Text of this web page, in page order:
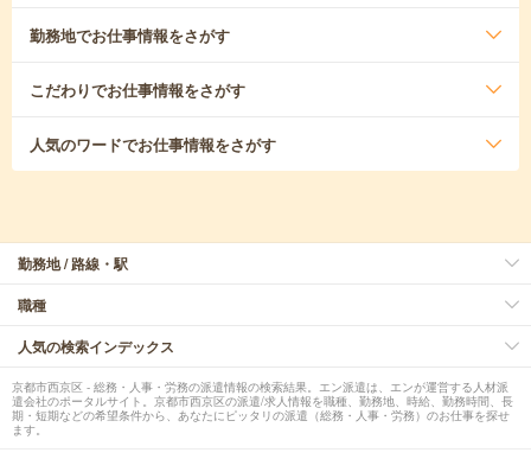
勤務地でお仕事情報をさがす
こだわりでお仕事情報をさがす
人気のワードでお仕事情報をさがす
勤務地 / 路線・駅
職種
人気の検索インデックス
京都市西京区 - 総務・人事・労務の派遣情報の検索結果。エン派遣は、エンが運営する人材派
遣会社のポータルサイト。京都市西京区の派遣/求人情報を職種、勤務地、時給、勤務時間、長
期・短期などの希望条件から、あなたにピッタリの派遣（総務・人事・労務）のお仕事を探せ
ます。